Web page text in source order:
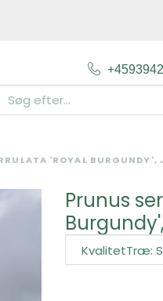
'ROYAL BURGUNDY',
Prunus